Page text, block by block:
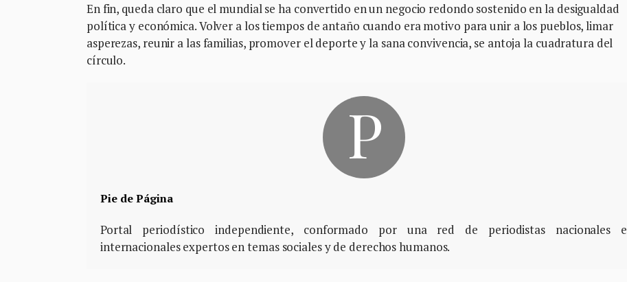
En fin, queda claro que el mundial se ha convertido en un negocio redondo sostenido en la desigualdad
política y económica. Volver a los tiempos de antaño cuando era motivo para unir a los pueblos, limar
asperezas, reunir a las familias, promover el deporte y la sana convivencia, se antoja la cuadratura del
círculo.
Pie de Página
Portal periodístico independiente, conformado por una red de periodistas nacionales e
internacionales expertos en temas sociales y de derechos humanos.